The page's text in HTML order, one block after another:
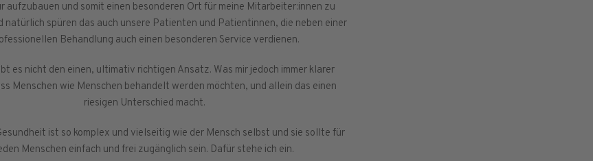
aufzubauen und somit einen besonderen Ort für meine Mitarbeiter:innen zu
natürlich spüren das auch unsere Patienten und Patientinnen, die neben einer
Behandlung auch einen besonderen Service verdienen.
es nicht den einen, ultimativ richtigen Ansatz. Was mir jedoch immer klarer
Menschen wie Menschen behandelt werden möchten, und allein das einen
riesigen Unterschied macht.
ist so komplex und vielseitig wie der Mensch selbst und sie sollte für
Menschen einfach und frei zugänglich sein. Dafür stehe ich ein.